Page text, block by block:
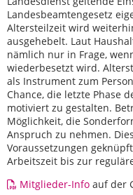
Landesbeamtengesetz
Altersteilzeit wird
ausgehebelt. Laut
nämlich nur in Frage,
wiederbesetzt wird.
als Instrument zum
Chance, die letzte Phase
motiviert zu gestalten.
Möglichkeit, die
Anspruch zu nehmen.
Voraussetzungen
Arbeitszeit bis zur
Mitglieder-Info auf der